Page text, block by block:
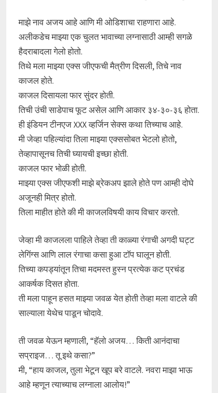
माझे नाव अजय आहे आणि मी ओडिशाचा राहणारा आहे.
अलीकडेच माझ्या एक चुलत भावाच्या लग्नासाठी आम्ही सगळे
हैदराबादला गेलो होतो.
तिथे मला माझ्या एक्स जीएफची मैत्रीण दिसली, तिचे नाव
काजल होते.
काजल दिसायला फार सुंदर होती.
तिची उंची साडेपाच फूट असेल आणि आकार ३४-३०-३६ होता.
ही इंडियन टीनएज XXX व्हर्जिन सेक्स कथा तिच्याच आहे.
मी जेव्हा पहिल्यांदा तिला माझ्या एक्ससोबत भेटलो होतो,
तेव्हापासूनच तिची घ्यायची इच्छा होती.
काजल फार भोळी होती.
माझ्या एक्स जीएफशी माझे ब्रेकअप झाले होते पण आम्ही दोघे
अजूनही मित्र होतो.
तिला माहीत होते की मी काजलविषयी काय विचार करतो.
जेव्हा मी काजलला पाहिले तेव्हा ती काळ्या रंगाची अगदी घट्ट
लेगिंग्स आणि लाल रंगाचा कसा हुआ टॉप घालून होती.
तिच्या कपड्यांतून तिचा मदमस्त हुस्न प्रत्येक कट प्रचंड
आकर्षक दिसत होता.
ती मला पाहून हसत माझ्या जवळ येत होती तेव्हा मला वाटले की
साल्याला येथेच पाडून चोदावे.
ती जवळ येऊन म्हणाली, “हॅलो अजय… किती आनंदाचा
सप्राइज… तू इथे कसा?”
मी, “हाय काजल, तुला भेटून खूप बरे वाटले. नवरा माझा भाऊ
आहे म्हणून त्याच्याच लग्नाला आलोय!”